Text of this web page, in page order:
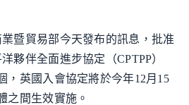
業暨貿易部今天發布的訊息，批准
夥伴全面進步協定（CPTPP）
，英國入會協定將於今年12月15
之間生效實施。